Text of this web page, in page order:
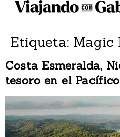
Etiqueta: Magic
Costa Esmeralda,
tesoro en el Pacífico